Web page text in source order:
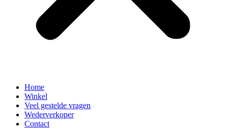
Home
Winkel
Veel gestelde vragen
Wederverkoper
Contact